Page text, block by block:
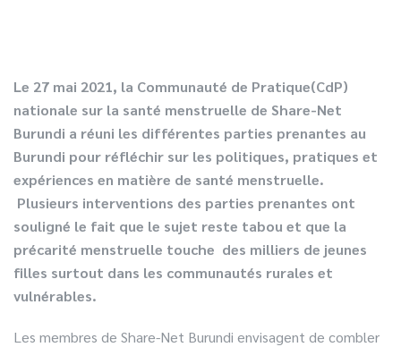
Le 27 mai 2021, la Communauté de Pratique(CdP)
nationale sur la santé menstruelle de Share-Net
Burundi a réuni les différentes parties prenantes au
Burundi pour réfléchir sur les politiques, pratiques et
expériences en matière de santé menstruelle.
Plusieurs interventions des parties prenantes ont
souligné le fait que le sujet reste tabou et que la
précarité menstruelle touche des milliers de jeunes
filles surtout dans les communautés rurales et
vulnérables.
Les membres de Share-Net Burundi envisagent de combler